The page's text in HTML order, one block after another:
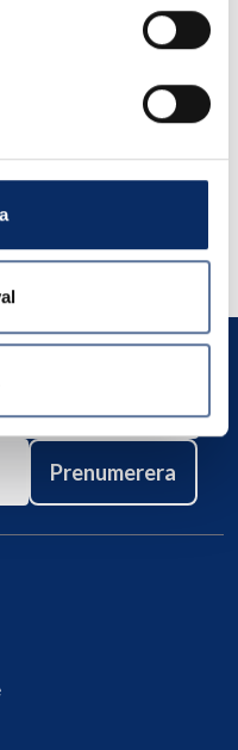
expand_more
på
Prenumerera